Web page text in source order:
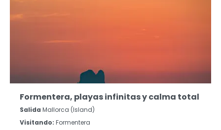
Formentera, playas infinitas y calma total
Salida Mallorca (island)
Visitando: Formentera